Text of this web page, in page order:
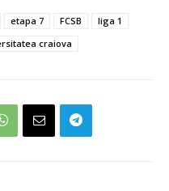
etapa 7 FCSB
liga 1
craiova